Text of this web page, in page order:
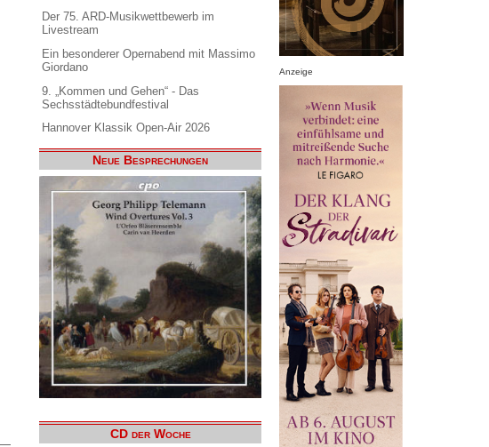
Der 75. ARD-Musikwettbewerb im
Livestream
Ein besonderer Opernabend mit Massimo
Giordano
9. „Kommen und Gehen“ - Das
Sechsstädtebundfestival
Hannover Klassik Open-Air 2026
Neue Besprechungen
CD der Woche
Anzeige